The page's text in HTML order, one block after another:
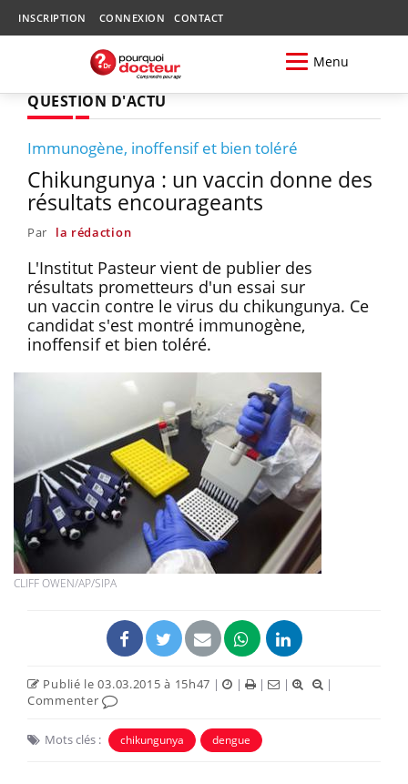
INSCRIPTION CONNEXION CONTACT
Menu
QUESTION D'ACTU
Immunogène, inoffensif et bien toléré
Chikungunya : un vaccin donne des
résultats encourageants
Par la rédaction
L'Institut Pasteur vient de publier des
résultats prometteurs d'un essai sur
un vaccin contre le virus du chikungunya. Ce
candidat s'est montré immunogène,
inoffensif et bien toléré.
CLIFF OWEN/AP/SIPA
Publié le 03.03.2015 à 15h47 | | | |
|
Commenter
Mots clés : chikungunya dengue